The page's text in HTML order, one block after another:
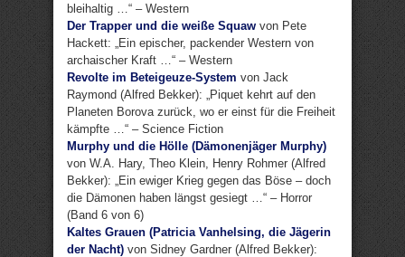
bleihaltig …“ – Western
Der Trapper und die weiße Squaw von Pete
Hackett: „Ein epischer, packender Western von
archaischer Kraft …“ – Western
Revolte im Beteigeuze-System von Jack
Raymond (Alfred Bekker): „Piquet kehrt auf den
Planeten Borova zurück, wo er einst für die Freiheit
kämpfte …“ – Science Fiction
Murphy und die Hölle (Dämonenjäger Murphy)
von W.A. Hary, Theo Klein, Henry Rohmer (Alfred
Bekker): „Ein ewiger Krieg gegen das Böse – doch
die Dämonen haben längst gesiegt …“ – Horror
(Band 6 von 6)
Kaltes Grauen (Patricia Vanhelsing, die Jägerin
der Nacht) von Sidney Gardner (Alfred Bekker):